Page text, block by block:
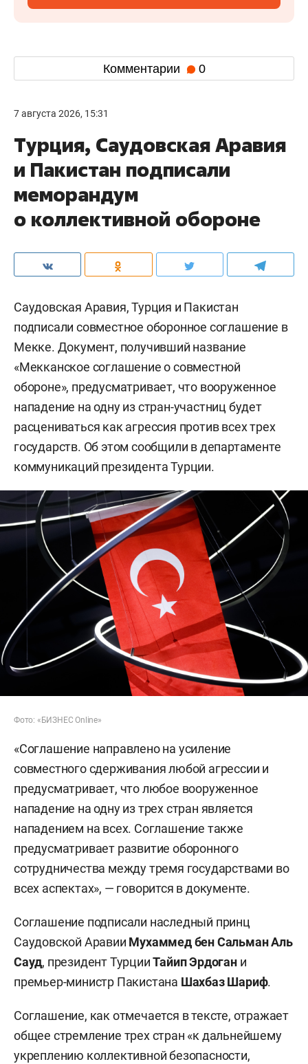
Комментарии 0
7 августа 2026, 15:31
Турция, Саудовская Аравия
и Пакистан подписали
меморандум
о коллективной обороне
Саудовская Аравия, Турция и Пакистан
подписали совместное оборонное соглашение в
Мекке. Документ, получивший название
«Мекканское соглашение о совместной
обороне», предусматривает, что вооруженное
нападение на одну из стран-участниц будет
расцениваться как агрессия против всех трех
государств. Об этом сообщили в департаменте
коммуникаций президента Турции.
Фото: «БИЗНЕС Online»
«Соглашение направлено на усиление
совместного сдерживания любой агрессии и
предусматривает, что любое вооруженное
нападение на одну из трех стран является
нападением на всех. Соглашение также
предусматривает развитие оборонного
сотрудничества между тремя государствами во
всех аспектах», — говорится в документе.
Соглашение подписали наследный принц
Саудовской Аравии Мухаммед бен Сальман Аль
Сауд, президент ТурцииТайип Эрдогани
премьер-министр Пакистана Шахбаз Шариф.
Соглашение, как отмечается в тексте, отражает
общее стремление трех стран «к дальнейшему
укреплению коллективной безопасности,